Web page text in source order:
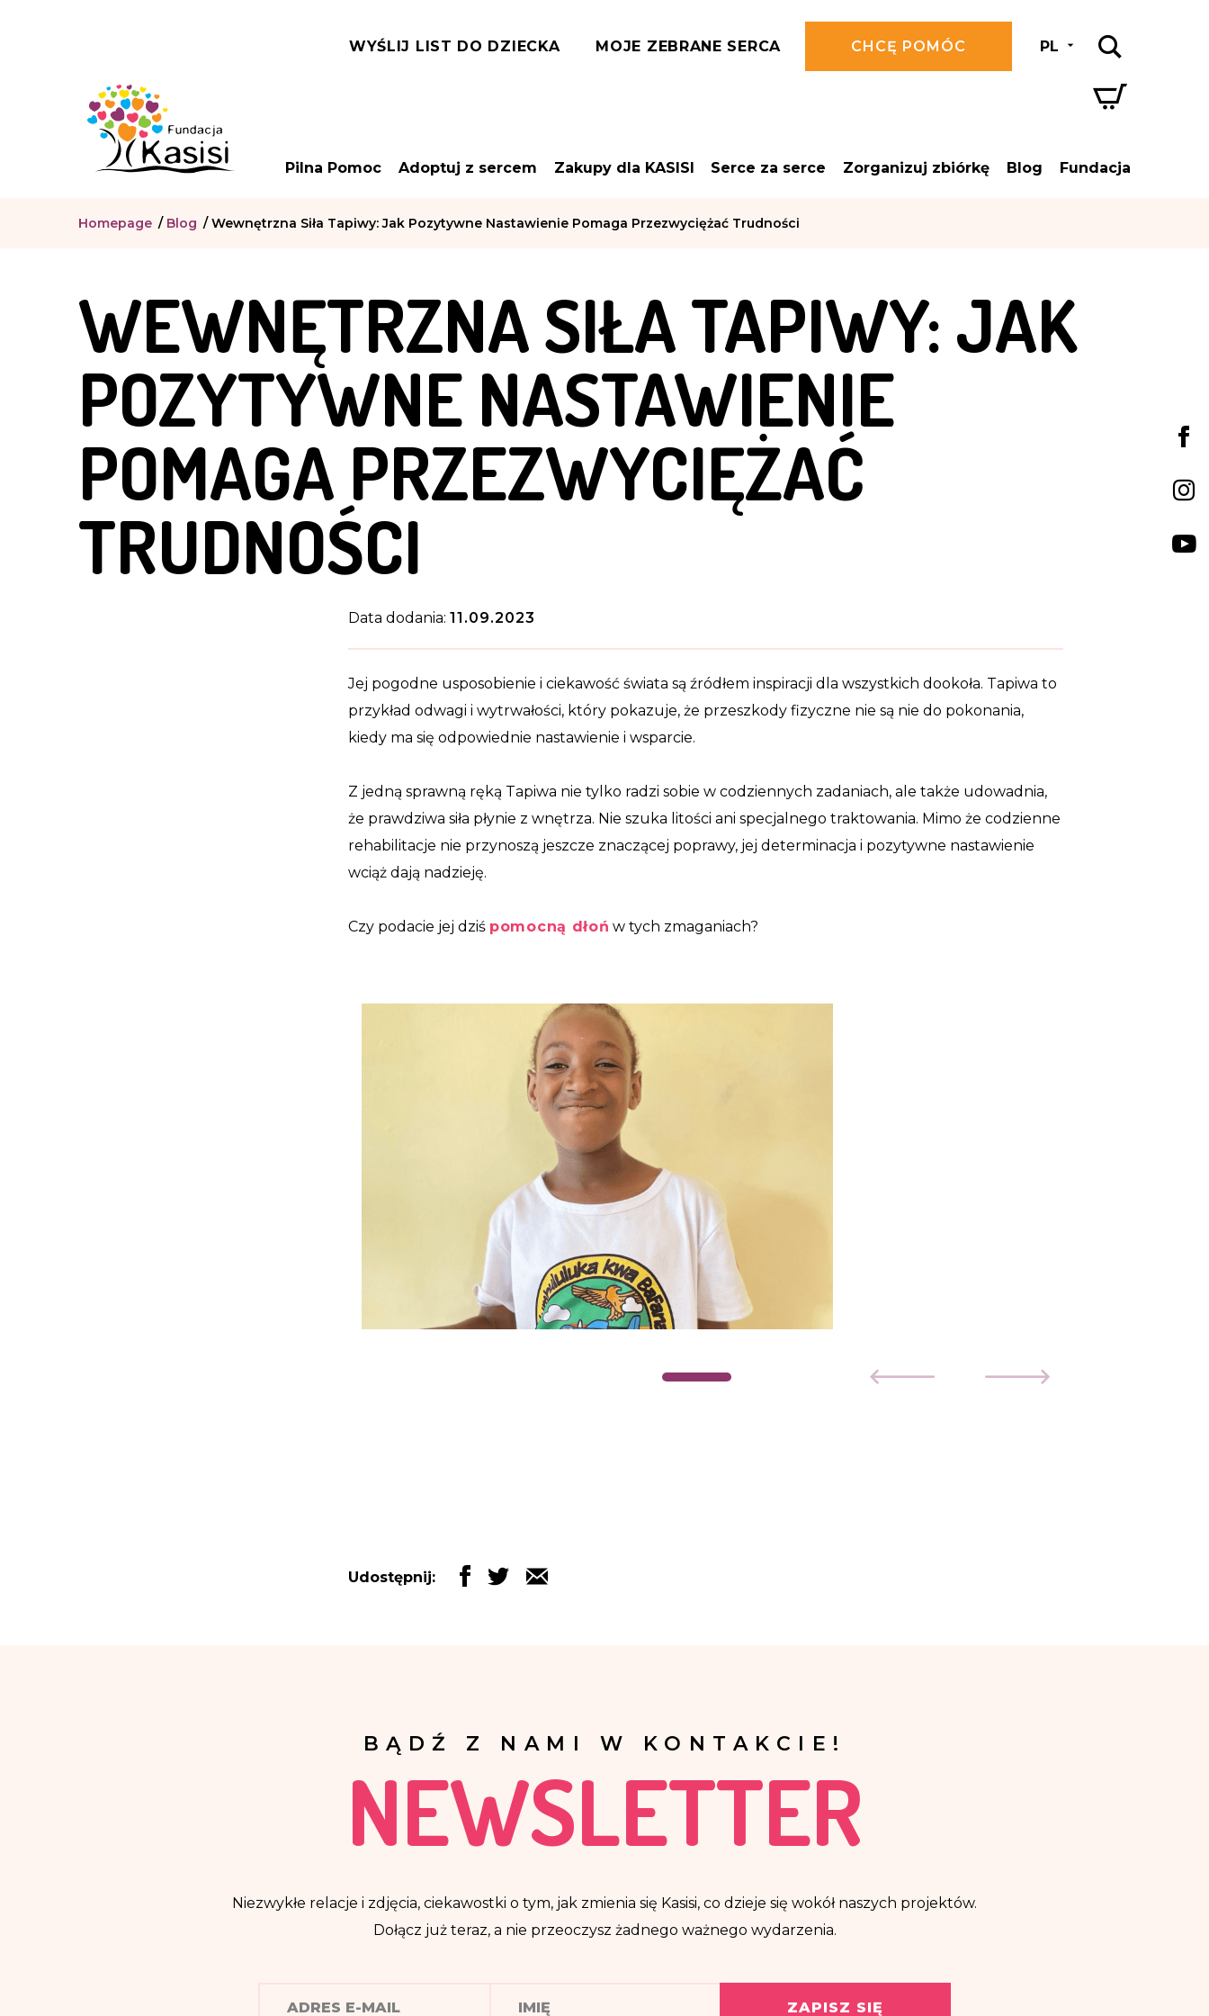
WYŚLIJ LIST DO DZIECKA MOJE ZEBRANE SERCA CHCĘ POMÓC PL
Pilna Pomoc Adoptuj z sercem Zakupy dla KASISI Serce za serce Zorganizuj zbiórkę Blog Fundacja
Homepage / Blog /Wewnętrzna Siła Tapiwy: Jak Pozytywne Nastawienie Pomaga Przezwyciężać Trudności
WEWNĘTRZNA SIŁA TAPIWY: JAK
POZYTYWNE NASTAWIENIE
POMAGA PRZEZWYCIĘŻAĆ
TRUDNOŚCI
Data dodania: 11.09.2023
Jej pogodne usposobienie i ciekawość świata są źródłem inspiracji dla wszystkich dookoła. Tapiwa to
przykład odwagi i wytrwałości, który pokazuje, że przeszkody fizyczne nie są nie do pokonania,
kiedy ma się odpowiednie nastawienie i wsparcie.
Z jedną sprawną ręką Tapiwa nie tylko radzi sobie w codziennych zadaniach, ale także udowadnia,
że prawdziwa siła płynie z wnętrza. Nie szuka litości ani specjalnego traktowania. Mimo że codzienne
rehabilitacje nie przynoszą jeszcze znaczącej poprawy, jej determinacja i pozytywne nastawienie
wciąż dają nadzieję.
Czy podacie jej dziś pomocną dłoń w tych zmaganiach?
Udostępnij:
BĄDŹ Z NAMI W KONTAKCIE!
NEWSLETTER
Niezwykłe relacje i zdjęcia, ciekawostki o tym, jak zmienia się Kasisi, co dzieje się wokół naszych projektów.
Dołącz już teraz, a nie przeoczysz żadnego ważnego wydarzenia.
ZAPISZ SIĘ